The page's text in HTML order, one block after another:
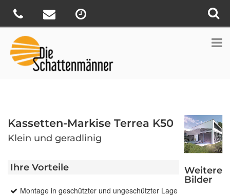
Kassetten-Markise Terrea K50
Klein und geradlinig
Ihre Vorteile
Montage in geschützter und ungeschützter Lage
Weitere
Bilder